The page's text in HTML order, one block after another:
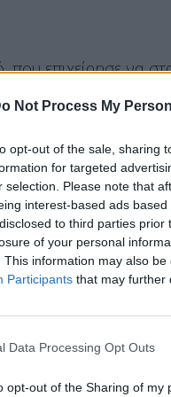
Not Process My
opt-out of the sale, sharing
for targeted
selection. Please note that
interest-based ads
to third parties
of your personal
This information may also
Participants that may further
Data Processing Opt Outs
opt-out of the Sharing of my
επιχείρησε να
με αποτέλεσμα τον
και τις